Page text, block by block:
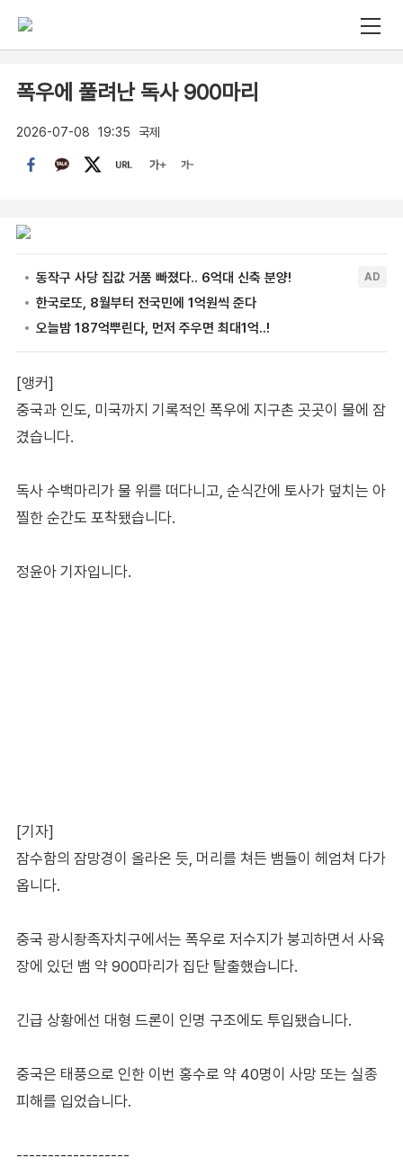
폭우에 풀려난 독사 900마리
2026-07-08 19:35 국제
[앵커]
중국과 인도, 미국까지 기록적인 폭우에 지구촌 곳곳이 물에 잠
겼습니다.
독사 수백마리가 물 위를 떠다니고, 순식간에 토사가 덮치는 아
찔한 순간도 포착됐습니다.
정윤아 기자입니다.
[기자]
잠수함의 잠망경이 올라온 듯, 머리를 쳐든 뱀들이 헤엄쳐 다가
옵니다.
중국 광시좡족자치구에서는 폭우로 저수지가 붕괴하면서 사육
장에 있던 뱀 약 900마리가 집단 탈출했습니다.
긴급 상황에선 대형 드론이 인명 구조에도 투입됐습니다.
중국은 태풍으로 인한 이번 홍수로 약 40명이 사망 또는 실종
피해를 입었습니다.
------------------